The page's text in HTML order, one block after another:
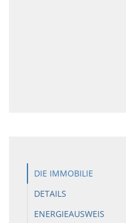
DIE IMMOBILIE
DETAILS
ENERGIEAUSWEIS